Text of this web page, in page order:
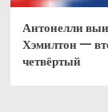
Антонелли
Хэмилтон —
четвёртый